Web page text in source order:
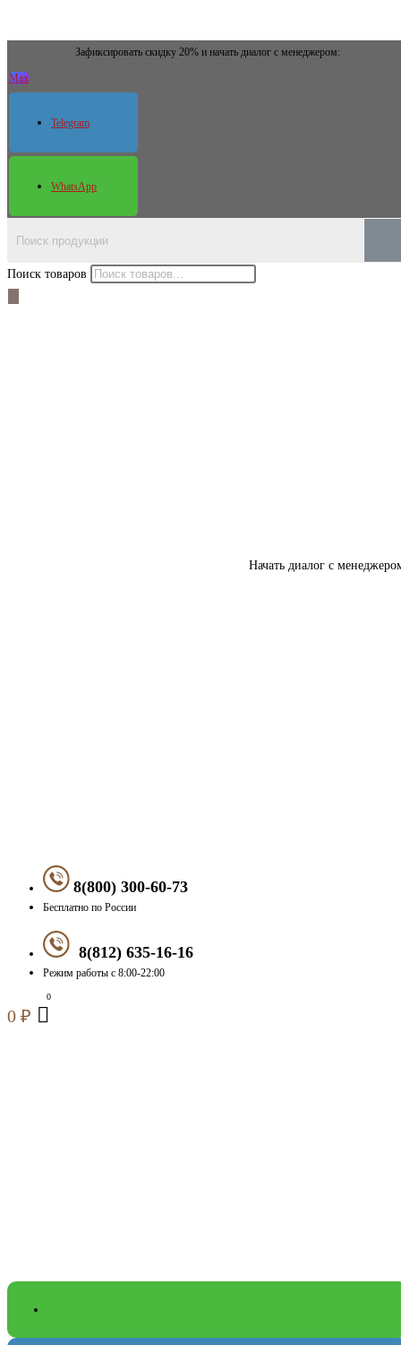
Зафиксировать скидку 20% и начать диалог с менеджером:
Max
Telegram
WhatsApp
Поиск товаров
Начать диалог с
8(800) 300-60-73
Бесплатно по России
8(812) 635-16-16
Режим работы с 8:00-22:00
0 ₽